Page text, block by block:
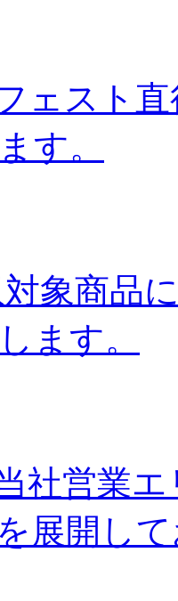
ェスト
す。
対象商品
ます。
社営業
展開し